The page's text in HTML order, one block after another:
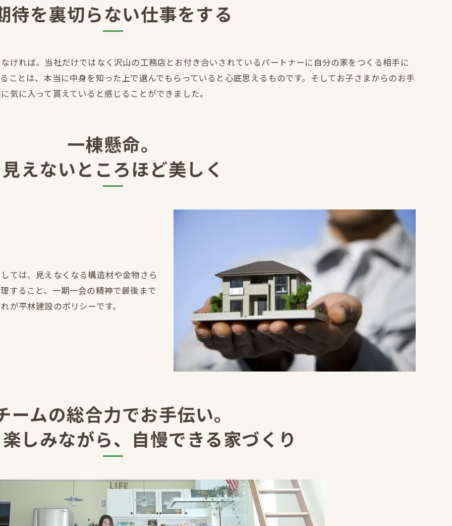
待を裏切らない仕事をする
ければ。当社だけではなく沢山の工務店とお付き合いされているパートナーに自分の家をつくる相手に
ことは、本当に中身を知った上で選んでもらっていると心底思えるものです。そしてお子さまからのお手
に入って貰えていると感じることができました。
一棟懸命。
見えないところほど美しく
ては、見えなくなる構造材や金物さら
すること、一期一会の精神で最後まで
が平林建設のポリシーです。
ームの総合力でお手伝い。
しみながら、自慢できる家づくり